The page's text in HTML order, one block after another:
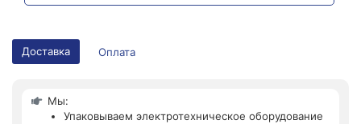
Доставка Оплата
Мы:
Упаковываем электротехническое оборудование